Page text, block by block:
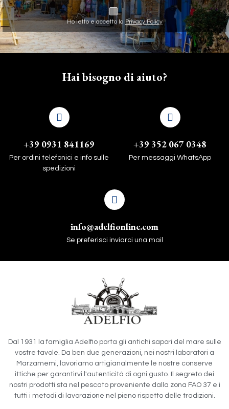
Ho letto e accetto la Privacy Policy
Hai bisogno di aiuto?
+39 0931 841169
Per ordini telefonici e info sulle
spedizioni
+39 352 067 0348
Per messaggi WhatsApp
info@adelfionline.com
Se preferisci inviarci una mail
Dal 1931 la famiglia Adelfio porta gli antichi sapori del mare sulle
vostre tavole. Da ben due generazioni, nei nostri laboratori a
Marzamemi, lavoriamo artigianalmente le nostre conserve
ittiche per garantirvi l'autenticità di ogni gusto. Il segreto dei
nostri prodotti sta nel pescato proveniente dalla zona FAO 37 e i
tutti i metodi di lavorazione nel pieno rispetto delle tradizioni.